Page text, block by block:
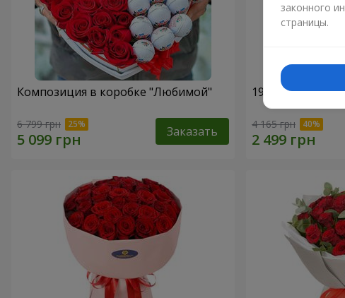
Композиция в коробке "Любимой"
6 799 грн Заказать
19 красных роз
4 165 грн
законного
страницы.